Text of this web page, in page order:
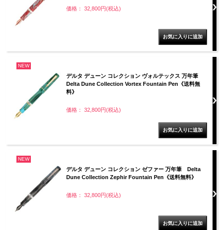
価格： 32,800円(税込)
NEW
デルタ デューン コレクション ヴォルテックス 万年筆
Delta Dune Collection Vortex Fountain Pen《送料無
料》
価格： 32,800円(税込)
NEW
デルタ デューン コレクション ゼファー 万年筆 Delta
Dune Collection Zephir Fountain Pen《送料無料》
価格： 32,800円(税込)